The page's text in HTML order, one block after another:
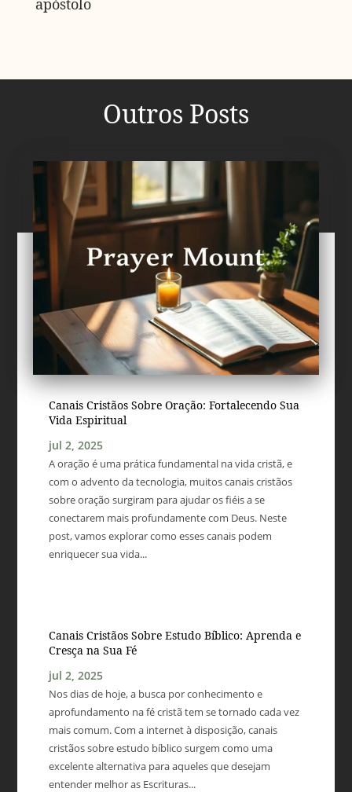
apóstolo
Outros Posts
Canais Cristãos Sobre Oração: Fortalecendo Sua
Vida Espiritual
jul 2, 2025
A oração é uma prática fundamental na vida cristã, e
com o advento da tecnologia, muitos canais cristãos
sobre oração surgiram para ajudar os fiéis a se
conectarem mais profundamente com Deus. Neste
post, vamos explorar como esses canais podem
enriquecer sua vida...
Canais Cristãos Sobre Estudo Bíblico: Aprenda e
Cresça na Sua Fé
jul 2, 2025
Nos dias de hoje, a busca por conhecimento e
aprofundamento na fé cristã tem se tornado cada vez
mais comum. Com a internet à disposição, canais
cristãos sobre estudo bíblico surgem como uma
excelente alternativa para aqueles que desejam
entender melhor as Escrituras...